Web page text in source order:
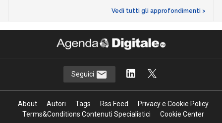
Vedi tutti gli approfondimenti >
Seguici
About Autori Tags Rss Feed
Privacy e Cookie Policy
Terms&Conditions Contenuti Specialistici
Cookie Center